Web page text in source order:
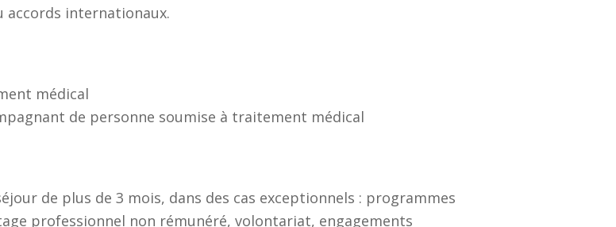
accords internationaux.
médical
de personne soumise à traitement médical
de plus de 3 mois, dans des cas exceptionnels : programmes
professionnel non rémunéré, volontariat, engagements